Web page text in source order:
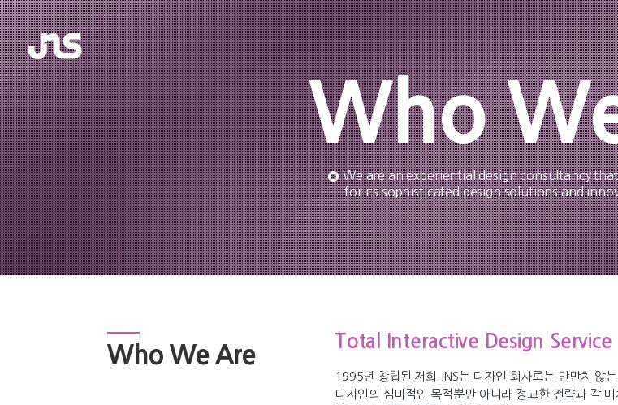
Who
We are an experiential design consultancy
for its sophisticated design solutions and
Who We Are
Total Interactive Design Service
1995년 창립된 저희 JNS는 디자인 회사로는 만만치 않
디자인의 심미적인 목적뿐만 아니라 정교한 전략과 각